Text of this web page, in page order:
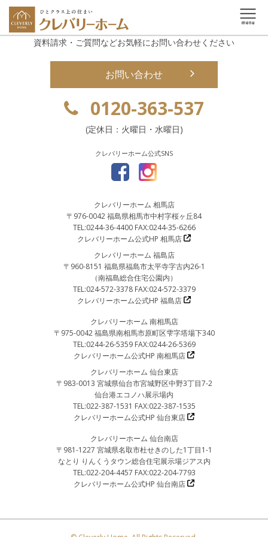
資料請求・ご質問などお気軽にお問い合わせください
お問い合わせ
0120-363-537
(定休日：火曜日・水曜日)
クレバリーホーム公式SNS
クレバリーホーム 相馬店
〒976-0042 福島県相馬市中村字桜ヶ丘84
TEL:0244-36-4400 FAX:0244-35-6266
クレバリーホーム公式HP 相馬店
クレバリーホーム 福島店
〒960-8151 福島県福島市太平寺字古内26-1
（南福島総合住宅公園内）
TEL:024-572-3378 FAX:024-572-3379
クレバリーホーム公式HP 福島店
クレバリーホーム 南相馬店
〒975-0042 福島県南相馬市原町区雫字塔場下340
TEL:0244-26-5359 FAX:0244-26-5369
クレバリーホーム公式HP 南相馬店
クレバリーホーム 仙台東店
〒983-0013 宮城県仙台市宮城野区中野3丁目7-2
仙台港エコノハ展示場内
TEL:022-387-1531 FAX:022-387-1535
クレバリーホーム公式HP 仙台東店
クレバリーホーム 仙台南店
〒981-1227 宮城県名取市杜せきのした1丁目1-1
なとり りんくうタウン総合住宅展示場ジアス内
TEL:022-204-4457 FAX:022-204-7793
クレバリーホーム公式HP 仙台南店